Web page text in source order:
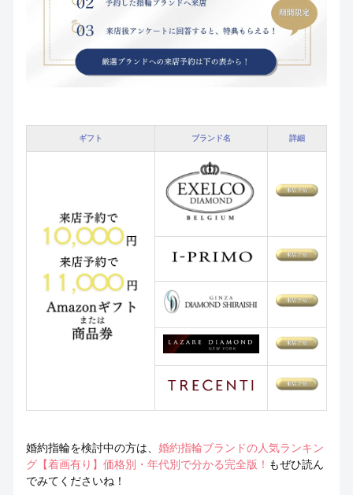
ギフト ブランド名 詳細
婚約指輪を検討中の方は、 婚約指輪ブランドの人気ランキン
グ【着画有り】価格別・年代別で分かる完全版！ もぜひ読ん
でみてくださいね！